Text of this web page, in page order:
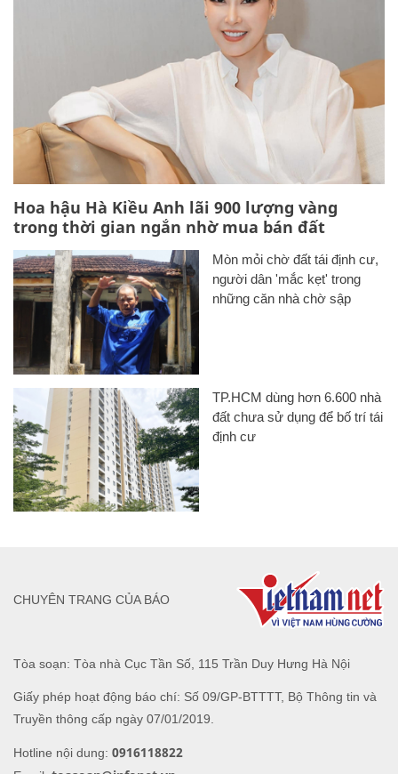
Hoa hậu Hà Kiều Anh lãi 900 lượng vàng
trong thời gian ngắn nhờ mua bán đất
Mòn mỏi chờ đất tái định cư,
người dân 'mắc kẹt' trong
những căn nhà chờ sập
TP.HCM dùng hơn 6.600 nhà
đất chưa sử dụng để bố trí tái
định cư
Tòa soạn: Tòa nhà Cục Tần Số, 115 Trần Duy Hưng Hà Nội
Giấy phép hoạt động báo chí: Số 09/GP-BTTTT, Bộ Thông tin và
Truyền thông cấp ngày 07/01/2019.
Hotline nội dung: 0916118822
CHUYÊN TRANG CỦA BÁO